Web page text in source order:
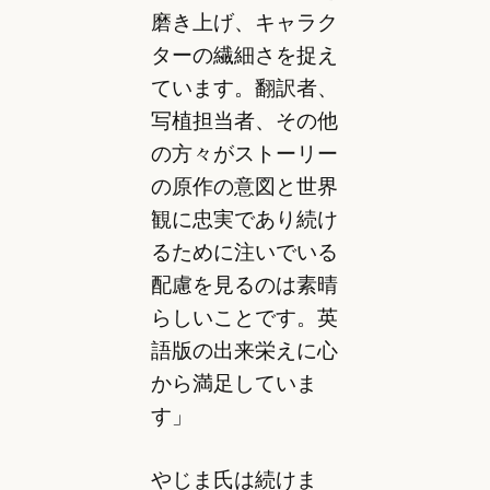
磨き上げ、キャラク
ターの繊細さを捉え
ています。翻訳者、
写植担当者、その他
の方々がストーリー
の原作の意図と世界
観に忠実であり続け
るために注いでいる
配慮を見るのは素晴
らしいことです。英
語版の出来栄えに心
から満足していま
す」
やじま氏は続けま